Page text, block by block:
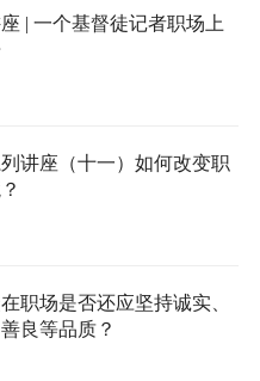
| 一个基督徒记者职场上
讲座（十一）如何改变职
职场是否还应坚持诚实、
良等品质？